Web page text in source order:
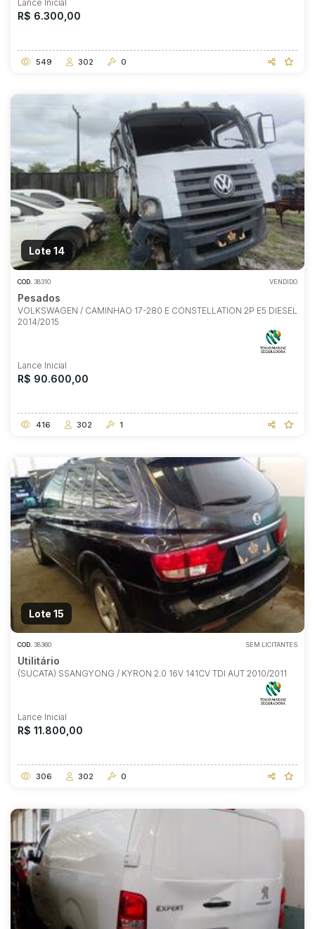
Lance Inicial
R$ 6.300,00
549 302 0
Lote 14
COD. 38310 VENDIDO
Pesados
VOLKSWAGEN / CAMINHAO 17-280 E CONSTELLATION 2P E5 DIESEL
2014/2015
Lance Inicial
R$ 90.600,00
416 302 1
Lote 15
COD. 38360 SEM LICITANTES
Utilitário
(SUCATA) SSANGYONG / KYRON 2.0 16V 141CV TDI AUT 2010/2011
Lance Inicial
R$ 11.800,00
306 302 0